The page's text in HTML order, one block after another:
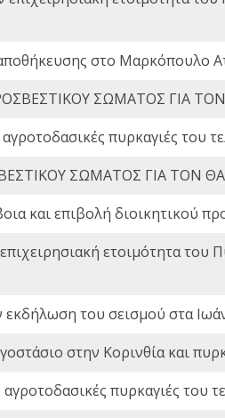
στο Μαρκόπουλο
ΣΩΜΑΤΟΣ ΓΙΑ
αγροτοδασικές πυρκαγιές
ΣΩΜΑΤΟΣ ΓΙΑ ΤΟΝ
και επιβολή διοικητικού
ετοιμότητα
εκδήλωση του σεισμού στα
στην Κορινθία και
αγροτοδασικές πυρκαγιές